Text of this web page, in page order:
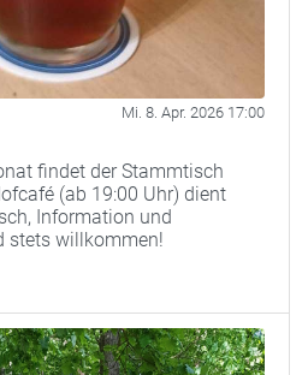
Mi. 8. Apr. 2026 17:00
findet der Stammtisch
(ab 19:00 Uhr) dient
Information und
stets willkommen!